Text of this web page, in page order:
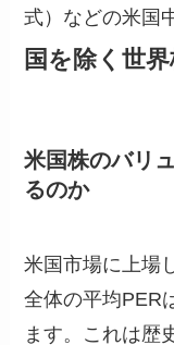
式）などの米国
国を除く世
米国株のバリ
るのか
米国市場に上場
全体の平均PER
ます。これは歴